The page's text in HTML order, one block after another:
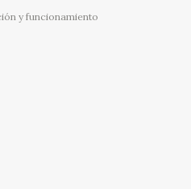
y funcionamiento